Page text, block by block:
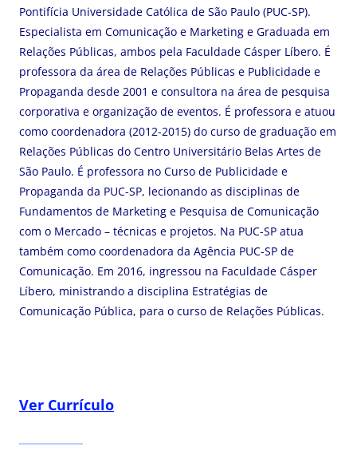
Pontifícia Universidade Católica de São Paulo (PUC-SP).
Especialista em Comunicação e Marketing e Graduada em
Relações Públicas, ambos pela Faculdade Cásper Líbero. É
professora da área de Relações Públicas e Publicidade e
Propaganda desde 2001 e consultora na área de pesquisa
corporativa e organização de eventos. É professora e atuou
como coordenadora (2012-2015) do curso de graduação em
Relações Públicas do Centro Universitário Belas Artes de
São Paulo. É professora no Curso de Publicidade e
Propaganda da PUC-SP, lecionando as disciplinas de
Fundamentos de Marketing e Pesquisa de Comunicação
com o Mercado – técnicas e projetos. Na PUC-SP atua
também como coordenadora da Agência PUC-SP de
Comunicação. Em 2016, ingressou na Faculdade Cásper
Líbero, ministrando a disciplina Estratégias de
Comunicação Pública, para o curso de Relações Públicas.
Ver Currículo